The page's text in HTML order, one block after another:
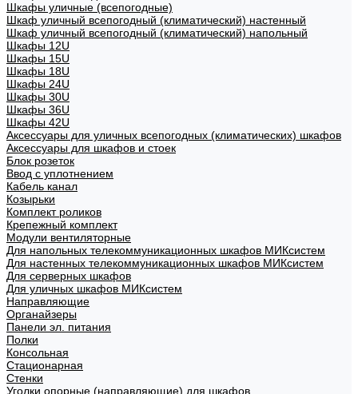
Шкафы уличные (всепогодные)
Шкаф уличный всепогодный (климатический) настенный
Шкаф уличный всепогодный (климатический) напольный
Шкафы 12U
Шкафы 15U
Шкафы 18U
Шкафы 24U
Шкафы 30U
Шкафы 36U
Шкафы 42U
Аксессуары для уличных всепогодных (климатических) шкафов
Аксессуары для шкафов и стоек
Блок розеток
Ввод с уплотнением
Кабель канал
Козырьки
Комплект роликов
Крепежный комплект
Модули вентиляторные
Для напольных телекоммуникационных шкафов МИКсистем
Для настенных телекоммуникационных шкафов МИКсистем
Для серверных шкафов
Для уличных шкафов МИКсистем
Направляющие
Органайзеры
Панели эл. питания
Полки
Консольная
Стационарная
Стенки
Уголки опорные (направляющие) для шкафов